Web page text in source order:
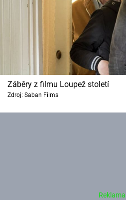
Sledujte prima+
Sledujte nás
Záběry z filmu Loupež století
Zdroj: Saban Films